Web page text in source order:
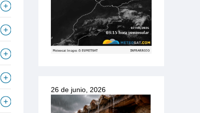
26 de junio, 2026